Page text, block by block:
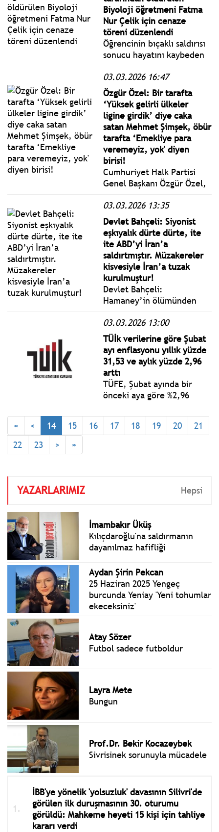
saldırılar nedeniyle
hayatını kaybedenlerin
sayısını 787 olarak duyurdu.
Biyoloji öğretmeni Fatma
Nur Çelik için cenaze
töreni düzenlendi
Öğrencinin bıçaklı saldırısı
sonucu hayatını kaybeden
Nur Çelik için okulunda
tören düzenlendi. Çelik'in
cenazesi, dua ve alkışlarla
yarın öğle vakti kılınacak
namazın ardından
defnedileceği Konya'ya
uğurlandı.
03.03.2026 16:47
Özgür Özel: Bir tarafta
‘Yüksek gelirli ülkeler
ligine girdik’ diye caka
satan Mehmet Şimşek, öbür
tarafta ‘Emekliye para
veremeyiz, yok' diyen
birisi!
Cumhuriyet Halk Partisi
Genel Başkanı Özgür Özel,
Toplantısı’nda konuştu.
03.03.2026 13:35
Devlet Bahçeli: Siyonist
eşkıyalık dürte dürte, ite
ite ABD’yi İran’a
saldırtmıştır. Müzakereler
kisvesiyle İran’a tuzak
kurulmuştur!
Devlet Bahçeli:
Hamaney’in ölümünden
yıkıntılar altındaki anlık
görüntüleri kayda alarak
Netenyahu’nun ofisine
göndermesi dehşet
uyandıran bir organize
saldırganlığın göstergesi
değildir de nedir?
03.03.2026 13:00
TÜİk verilerine göre Şubat
ayı enflasyonu yıllık yüzde
31,53 ve aylık yüzde 2,96
arttı
TÜFE, Şubat ayında bir
önceki aya göre %2,96
ayına göre %7,95 artış, bir
önceki yılın aynı ayına göre
« < 14 15 16 17 18 19 20
21
22
23 > »
YAZARLARIMIZ Hepsi
İmambakır Üküş
Kılıçdaroğlu'na saldırmanın
dayanılmaz hafifliği
Aydan Şirin Pekcan
25 Haziran 2025 Yengeç
burcunda Yeniay 'Yeni tohumlar
ekeceksiniz'
Atay Sözer
Futbol sadece futboldur
Layra Mete
Bungun
Prof.Dr. Bekir Kocazeybek
Sivrisinek sorunuyla mücadele
İBB'ye yönelik 'yolsuzluk' davasının Silivri'de
görülen ilk duruşmasının 30. oturumu
görüldü: Mahkeme heyeti 15 kişi için tahliye
kararı verdi